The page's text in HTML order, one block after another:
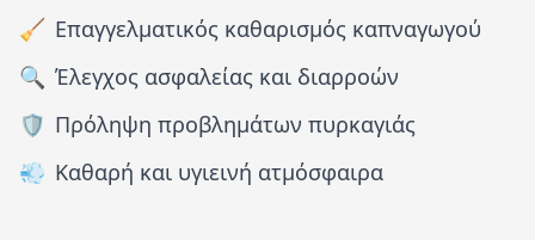
🧹 Επαγγελματικός καθαρισμός καπναγωγού
🔍 Έλεγχος ασφαλείας και διαρροών
🛡️ Πρόληψη προβλημάτων πυρκαγιάς
💨 Καθαρή και υγιεινή ατμόσφαιρα